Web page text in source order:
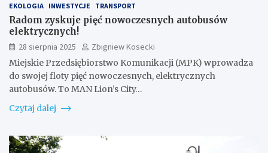
EKOLOGIA INWESTYCJE TRANSPORT
Radom zyskuje pięć nowoczesnych autobusów
elektrycznych!
28 sierpnia 2025
Zbigniew Kosecki
Miejskie Przedsiębiorstwo Komunikacji (MPK) wprowadza
do swojej floty pięć nowoczesnych, elektrycznych
autobusów. To MAN Lion’s City…
Czytaj dalej